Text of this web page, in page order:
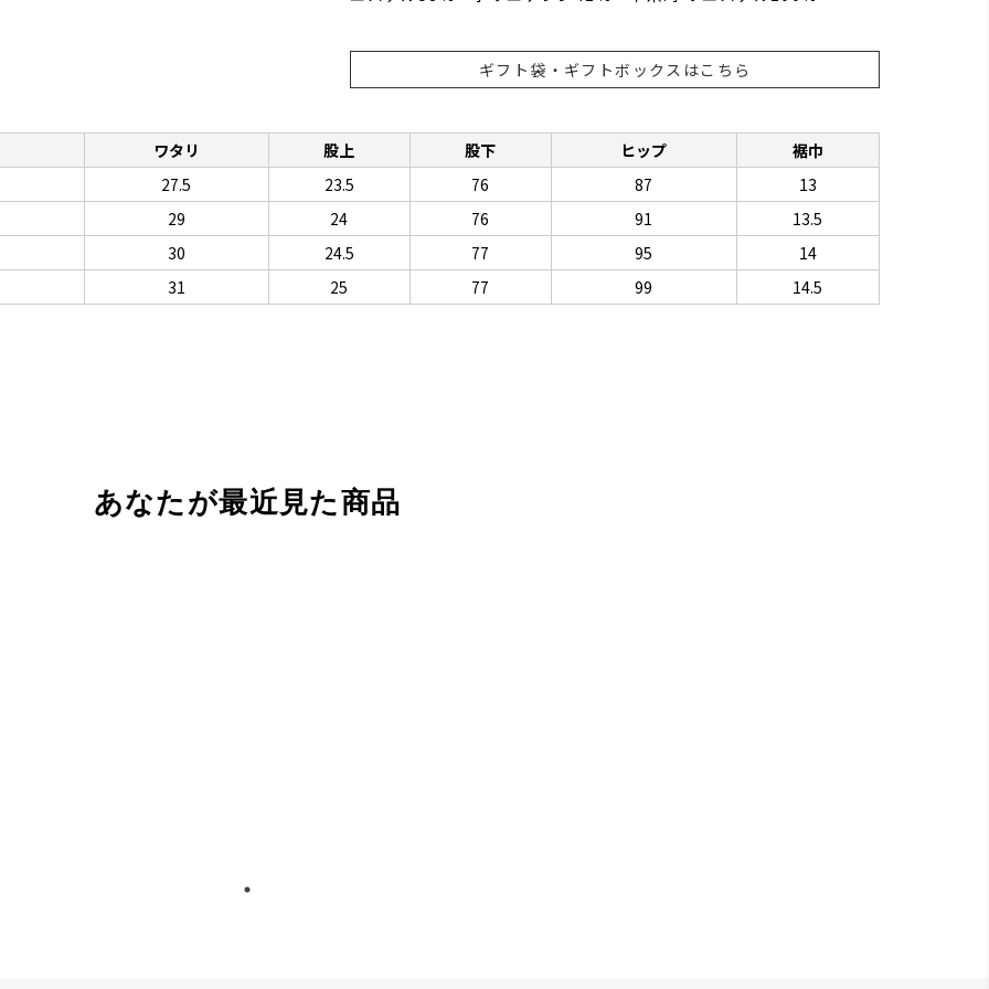
ギフト袋・ギフトボックスはこちら
ワタリ 股上 股下 ヒップ
裾巾
27.5
23.5 76 87
13
29
24 76 91
13.5
30
24.5 77 95
14
31
25 77 99 14.5
あなたが最近見た商品